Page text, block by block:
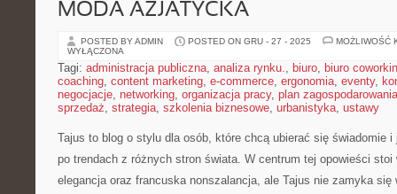
MODA AZJATYCKA
POSTED BY ADMIN POSTED ON GRU - 27 - 2025
MOŻLIWOŚĆ
WYŁĄCZONA
Tagi: administracja publiczna, analiza rynku., biuro, biuro
coaching, content marketing, e-commerce, ergonomia, eventy,
negocjacje, networking, organizacja pracy, plan zagospodarowania
sprzedaż, strategia, szkolenia biznesowe, urbanistyka, ustawy
Tajus to blog o stylu dla osób, które chcą ubierać się świadomie i
po trendach z różnych stron świata. W centrum tej opowieści stoi
elegancja oraz francuska nonszalancja, ale Tajus nie zamyka